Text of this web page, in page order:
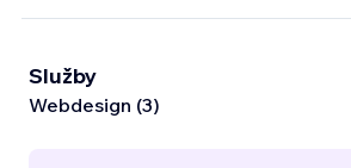
Služby
Webdesign (3)